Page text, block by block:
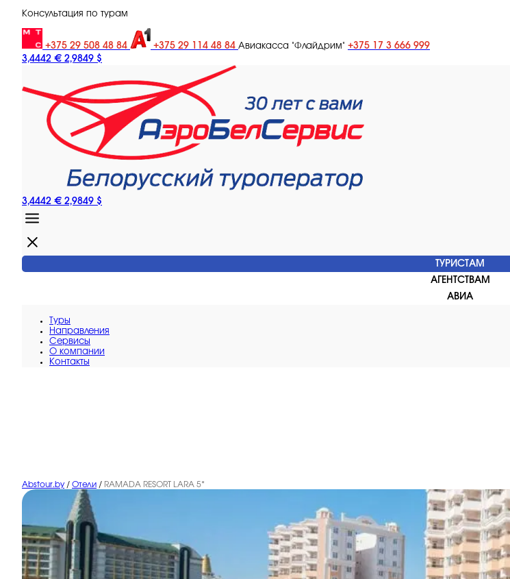
Консультация по турам
+375 29 508 48 84 +375 29 114 48 84 Авиакасса "Флайдрим" +375 17 3 666 999
3,4442 € 2,9849 $
3,4442 € 2,9849 $
ТУРИСТАМ
АГЕНТСТВАМ
АВИА
Туры
Направления
Сервисы
O компании
Контакты
Abstour.by / Отели / RAMADA RESORT LARA 5*